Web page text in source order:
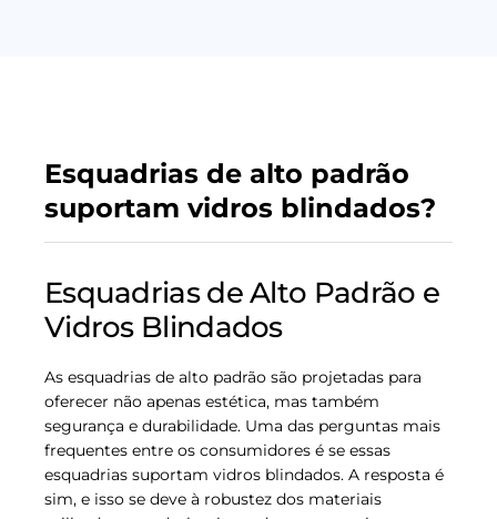
Esquadrias de alto padrão
suportam vidros blindados?
Esquadrias de Alto Padrão e
Vidros Blindados
As esquadrias de alto padrão são projetadas para
oferecer não apenas estética, mas também
segurança e durabilidade. Uma das perguntas mais
frequentes entre os consumidores é se essas
esquadrias suportam vidros blindados. A resposta é
sim, e isso se deve à robustez dos materiais